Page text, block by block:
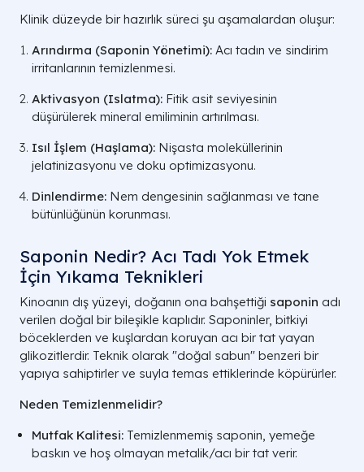
Klinik düzeyde bir hazırlık süreci şu aşamalardan oluşur:
Arındırma (Saponin Yönetimi): Acı tadın ve sindirim
irritanlarının temizlenmesi.
Aktivasyon (Islatma): Fitik asit seviyesinin
düşürülerek mineral emiliminin artırılması.
Isıl İşlem (Haşlama): Nişasta moleküllerinin
jelatinizasyonu ve doku optimizasyonu.
Dinlendirme: Nem dengesinin sağlanması ve tane
bütünlüğünün korunması.
Saponin Nedir? Acı Tadı Yok Etmek
İçin Yıkama Teknikleri
Kinoanın dış yüzeyi, doğanın ona bahşettiği saponin adı
verilen doğal bir bileşikle kaplıdır. Saponinler, bitkiyi
böceklerden ve kuşlardan koruyan acı bir tat yayan
glikozitlerdir. Teknik olarak "doğal sabun" benzeri bir
yapıya sahiptirler ve suyla temas ettiklerinde köpürürler.
Neden Temizlenmelidir?
Mutfak Kalitesi: Temizlenmemiş saponin, yemeğe
baskın ve hoş olmayan metalik/acı bir tat verir.